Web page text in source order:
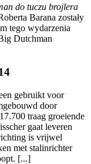
do tuczu brojlera
Barana zostały
tego wydarzenia
Dutchman
gebruikt voor
door
traag groeiende
gaat leveren
is vrijwel
met stalinrichter
[...]